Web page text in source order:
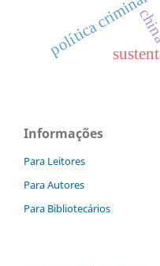
política criminal
Informações
Para Leitores
Para Autores
Para Bibliotecários